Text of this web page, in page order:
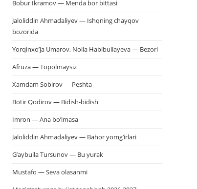
Bobur Ikramov — Menda bor bittasi
Jaloliddin Ahmadaliyev — Ishqning chayqov
bozorida
Yorqinxo’ja Umarov, Noila Habibullayeva — Bezori
Afruza — Topolmaysiz
Xamdam Sobirov — Peshta
Botir Qodirov — Bidish-bidish
Imron — Ana bo’lmasa
Jaloliddin Ahmadaliyev — Bahor yomg’irlari
G’aybulla Tursunov — Bu yurak
Mustafo — Seva olasanmi